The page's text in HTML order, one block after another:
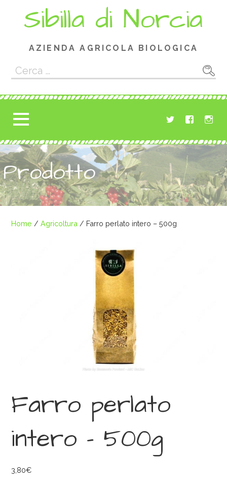
Sibilla di Norcia
AZIENDA AGRICOLA BIOLOGICA
Ricerca
per:
Prodotto
Home /Agricoltura / Farro perlato intero – 500g
Farro perlato
intero – 500g
3,80€